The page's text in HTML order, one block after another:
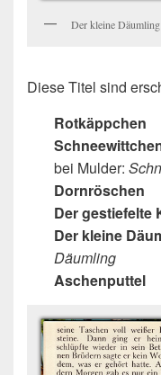
Der kleine Däumling
Diese Titel sind
Rotkäppchen
bei Mulder:
Dornröschen
Der gestiefelte
Der kleine
Däumling
Aschenputtel